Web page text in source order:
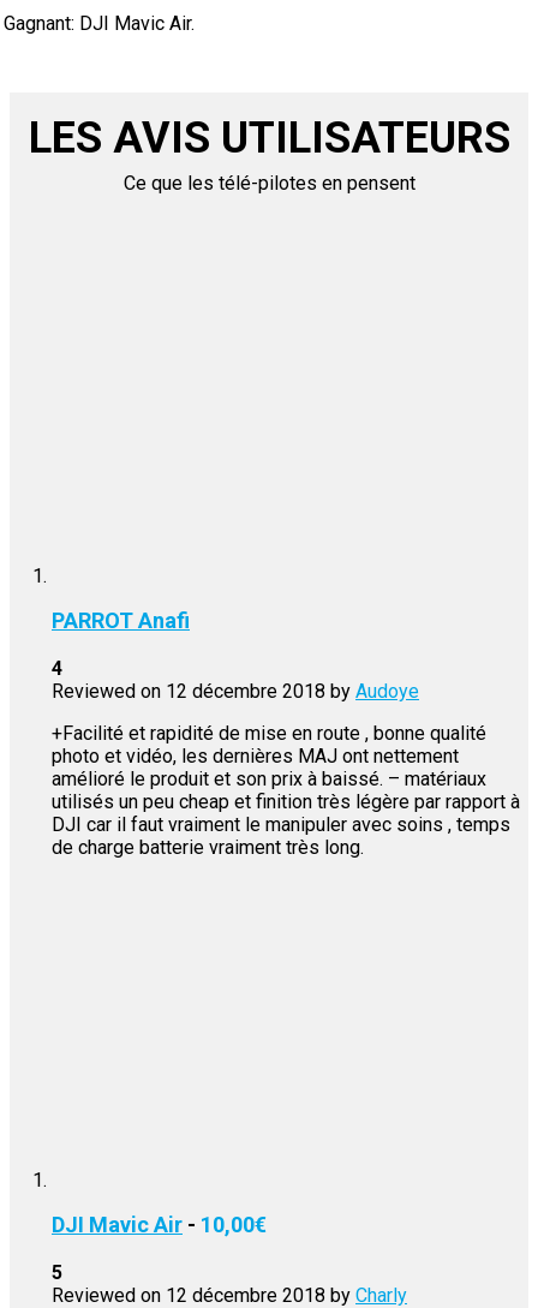
Gagnant: DJI Mavic Air.
LES AVIS UTILISATEURS
Ce que les télé-pilotes en pensent
PARROT Anafi
4
Reviewed on 12 décembre 2018 by Audoye
+Facilité et rapidité de mise en route , bonne qualité
photo et vidéo, les dernières MAJ ont nettement
amélioré le produit et son prix à baissé. – matériaux
utilisés un peu cheap et finition très légère par rapport à
DJI car il faut vraiment le manipuler avec soins , temps
de charge batterie vraiment très long.
DJI Mavic Air - 10,00€
5
Reviewed on 12 décembre 2018 by Charly